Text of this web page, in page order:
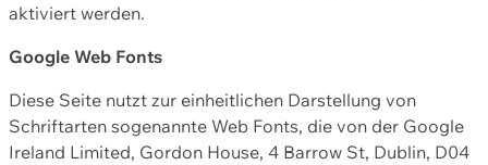
aktiviert werden.
Google Web Fonts
Diese Seite nutzt zur einheitlichen Darstellung von
Schriftarten sogenannte Web Fonts, die von der Google
Ireland Limited, Gordon House, 4 Barrow St, Dublin, D04